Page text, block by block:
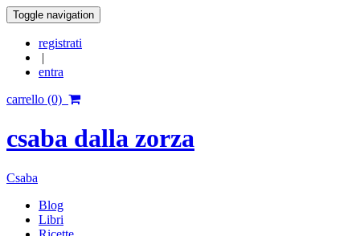
Toggle navigation
registrati
|
entra
carrello (0)
csaba dalla zorza
Csaba
Blog
Libri